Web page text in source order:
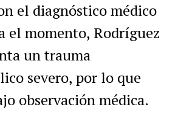
el diagnóstico médico
el momento, Rodríguez
un trauma
severo, por lo que
observación médica.